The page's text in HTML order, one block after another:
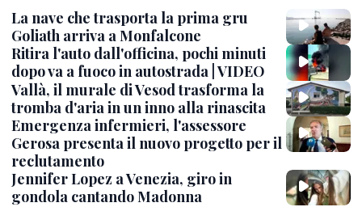
La nave che trasporta la prima gru
Goliath arriva a Monfalcone
Ritira l'auto dall'officina, pochi minuti
dopo va a fuoco in autostrada | VIDEO
Vallà, il murale di Vesod trasforma la
tromba d'aria in un inno alla rinascita
Emergenza infermieri, l'assessore
Gerosa presenta il nuovo progetto per il
reclutamento
Jennifer Lopez a Venezia, giro in
gondola cantando Madonna